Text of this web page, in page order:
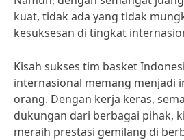
kuat, tidak ada yang tidak
kesuksesan di tingkat
Kisah sukses tim basket
internasional memang menjadi
orang. Dengan kerja keras,
dukungan dari berbagai pihak,
meraih prestasi gemilang di